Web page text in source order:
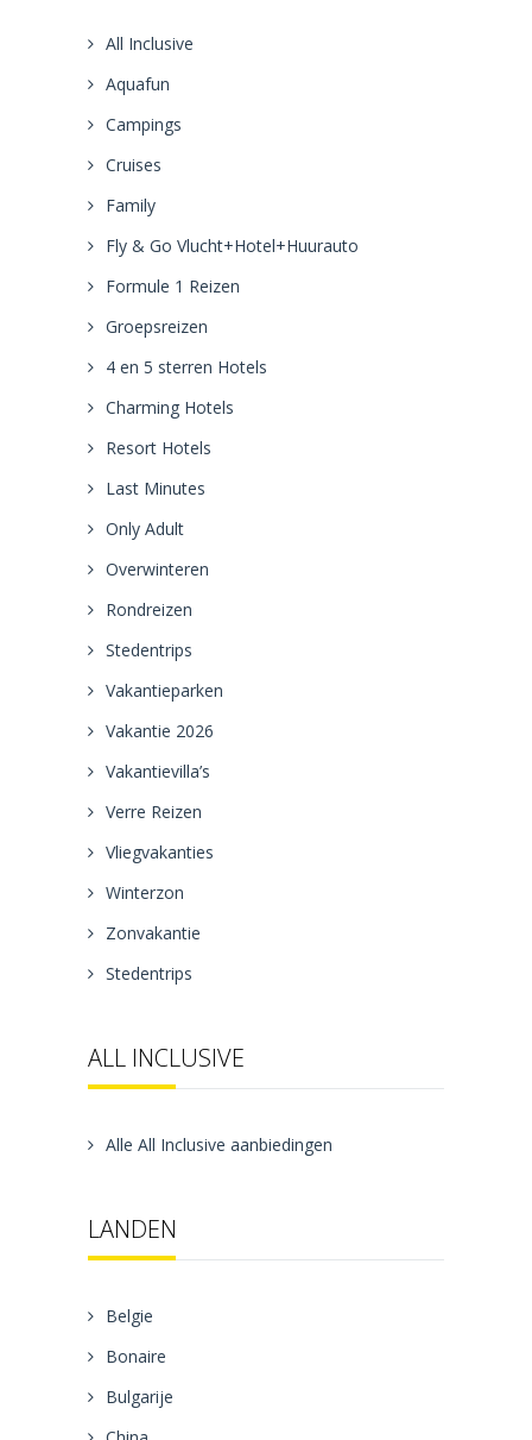
All Inclusive
Aquafun
Campings
Cruises
Family
Fly & Go Vlucht+Hotel+Huurauto
Formule 1 Reizen
Groepsreizen
4 en 5 sterren Hotels
Charming Hotels
Resort Hotels
Last Minutes
Only Adult
Overwinteren
Rondreizen
Stedentrips
Vakantieparken
Vakantie 2026
Vakantievilla’s
Verre Reizen
Vliegvakanties
Winterzon
Zonvakantie
Stedentrips
ALL INCLUSIVE
Alle All Inclusive aanbiedingen
LANDEN
Belgie
Bonaire
Bulgarije